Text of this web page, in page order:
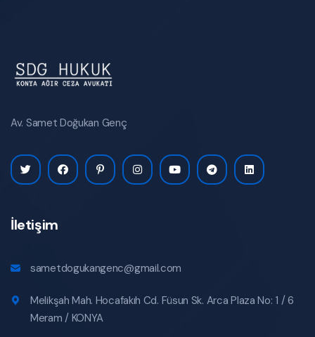
Av. Samet Doğukan Genç
İletişim
sametdogukangenc@gmail.com
Melikşah Mah. Hocafakıh Cd. Füsun Sk. Arca Plaza No: 1 / 6
Meram / KONYA